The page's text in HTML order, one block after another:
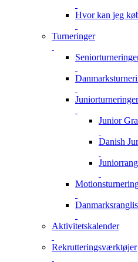
Hvor kan jeg
Turneringer
Juniorturneringer
Junior
Danish
Aktivitetskalender
Rekrutteringsværktøjer